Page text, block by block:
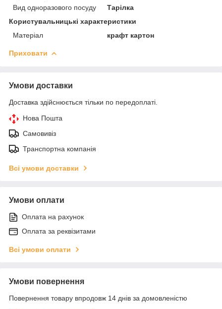
Вид одноразового посуду
Тарілка
Користувальницькі характеристики
Матеріал
крафт картон
Приховати
Умови доставки
Доставка здійснюється тільки по передоплаті.
Нова Пошта
Самовивіз
Транспортна компанія
Всі умови доставки
Умови оплати
Оплата на рахунок
Оплата за реквізитами
Всі умови оплати
Умови повернення
Повернення товару впродовж 14 днів за домовленістю